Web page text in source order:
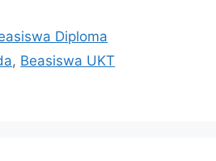
Diploma
, Beasiswa UKT